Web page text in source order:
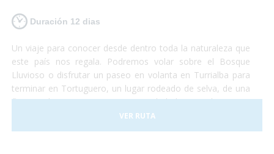
Duración 12 dias
Un viaje para conocer desde dentro toda la naturaleza que
este país nos regala. Podremos volar sobre el Bosque
Lluvioso o disfrutar un paseo en volanta en Turrialba para
terminar en Tortuguero, un lugar rodeado de selva, de una
flora exuberante y una gran cantidad de animales como
monos, perezosos, tapires, entre otros. Terminaremos
nuestro viaje disfrutando del clima de las playas de caribe
VER RUTA